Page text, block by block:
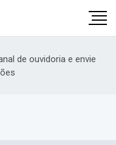
de ouvidoria e envie